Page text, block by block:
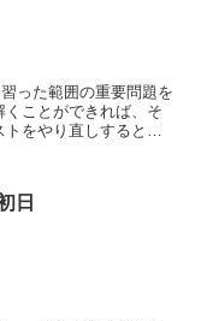
った範囲の重要問題を
日